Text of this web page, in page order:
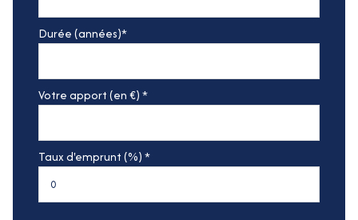
Durée (années)*
Votre apport (en €) *
Taux d'emprunt (%) *